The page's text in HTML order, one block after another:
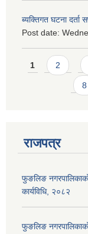
ब्यक्तिगत घटना दर्ता
Post date:
Pages
1 2
8
राजपत्र
फुङलिङ
कार्यविधि, २०८२
फुङलिङ नगरपालिकाको